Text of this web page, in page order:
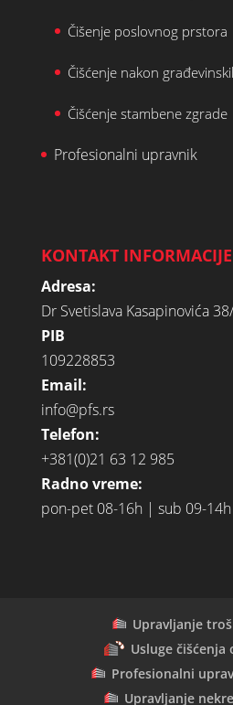
Čišenje poslovnog prstora
Čišćenje nakon
Čišćenje stambene zgrade
Profesionalni upravnik
KONTAKT INFORMACIJE
Adresa:
Dr Svetislava Kasapinovića
PIB
109228853
Email:
info@pfs.rs
Telefon:
+381(0)21 63 12 985
Radno vreme:
pon-pet 08-16h | sub 09-14h
Upravljanje
Usluge čišćenja
Profesionalni
Upravljanje